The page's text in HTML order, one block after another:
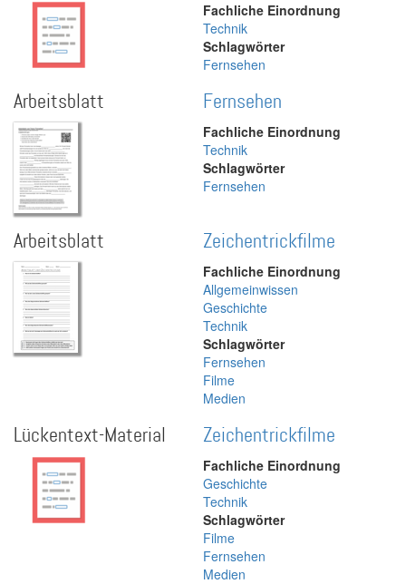
Fachliche Einordnung
Technik
Schlagwörter
Fernsehen
Arbeitsblatt Fernsehen
Fachliche Einordnung
Technik
Schlagwörter
Fernsehen
Arbeitsblatt Zeichentrickfilme
Fachliche Einordnung
Allgemeinwissen
Geschichte
Technik
Schlagwörter
Fernsehen
Filme
Medien
Lückentext-Material Zeichentrickfilme
Fachliche Einordnung
Geschichte
Technik
Schlagwörter
Filme
Fernsehen
Medien